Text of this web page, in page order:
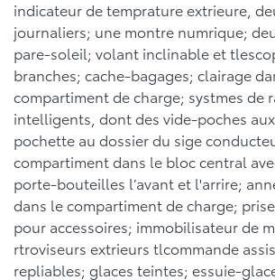
indicateur de temprature extrieure,
journaliers; une montre numrique;
pare-soleil; volant inclinable et
branches; cache-bagages; clairage
compartiment de charge; systmes de
intelligents, dont des vide-poches
pochette au dossier du sige
compartiment dans le bloc central
porte-bouteilles l’avant et l'arrire;
dans le compartiment de charge;
pour accessoires; immobilisateur de
rtroviseurs extrieurs tlcommande
repliables; glaces teintes; essuie-